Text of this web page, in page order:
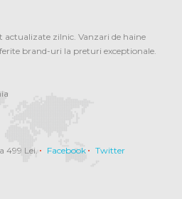
actualizate zilnic. Vanzari de haine
brand-uri la preturi exceptionale.
499 Lei.
Facebook
Twitter